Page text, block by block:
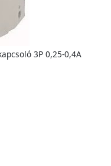
3P 0,25-0,4A